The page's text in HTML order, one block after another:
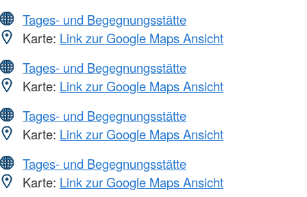
Tages- und Begegnungsstätte
Karte: Link zur Google Maps Ansicht
Tages- und Begegnungsstätte
Karte: Link zur Google Maps Ansicht
Tages- und Begegnungsstätte
Karte: Link zur Google Maps Ansicht
Tages- und Begegnungsstätte
Karte: Link zur Google Maps Ansicht